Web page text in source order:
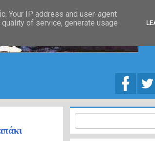
Your IP address and user-agent
of service, generate usage